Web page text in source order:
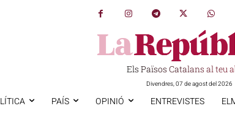
Els Països Catalans al teu
Divendres, 07 de agost del 2026
PAÍS OPINIÓ ENTREVISTES